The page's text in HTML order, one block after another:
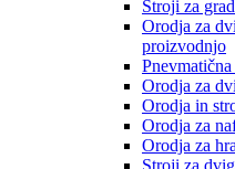
Stroji za
Orodja za
proizvodnjo
Orodja za
Orodja in
Orodja za
Orodja za
Stroji za